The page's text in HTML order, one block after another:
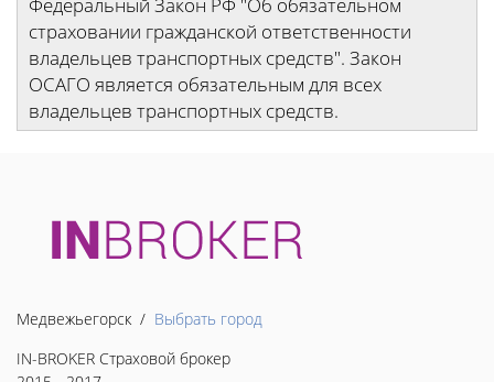
страховании гражданской ответственности
владельцев транспортных средств". Закон
ОСАГО является обязательным для всех
владельцев транспортных средств.
Медвежьегорск / Выбрать город
IN-BROKER Страховой брокер